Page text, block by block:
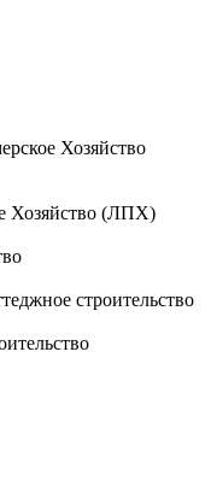
Хозяйство
Хозяйство (ЛПХ)
строительство